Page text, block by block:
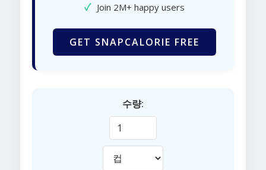
✓ Join 2M+ happy users
GET SNAPCALORIE FREE
수량: